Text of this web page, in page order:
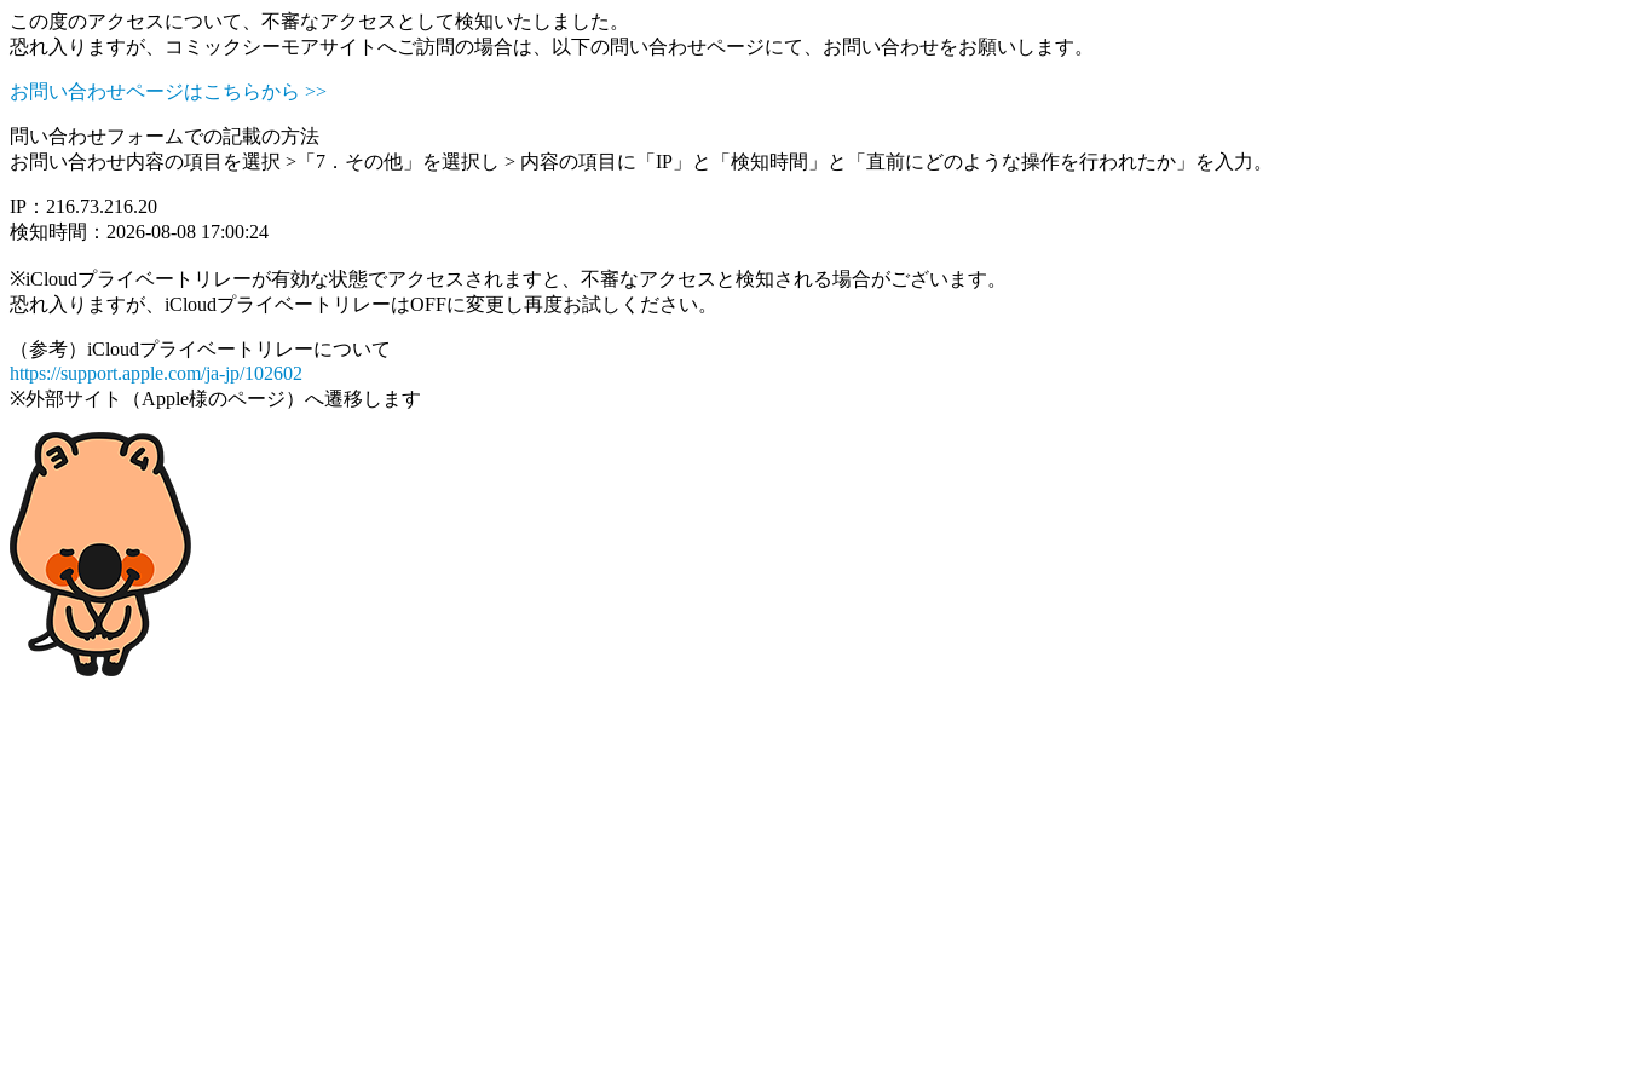
この度のアクセスについて、不審なアクセスとして検知いたしました。
恐れ入りますが、コミックシーモアサイトへご訪問の場合は、以下の問い合わせページにて、お問い合わせをお願いします。
お問い合わせページはこちらから >>
問い合わせフォームでの記載の方法
お問い合わせ内容の項目を選択 >「7．その他」を選択し > 内容の項目に「IP」と「検知時間」と「直前にどのような操作を行われたか」を入力。
IP：216.73.216.20
検知時間：2026-08-08 17:00:24
※iCloudプライベートリレーが有効な状態でアクセスされますと、不審なアクセスと検知される場合がございます。
恐れ入りますが、iCloudプライベートリレーはOFFに変更し再度お試しください。
（参考）iCloudプライベートリレーについて
https://support.apple.com/ja-jp/102602
※外部サイト（Apple様のページ）へ遷移します